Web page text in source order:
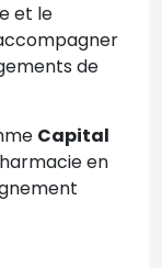
et le
de
Capital
en